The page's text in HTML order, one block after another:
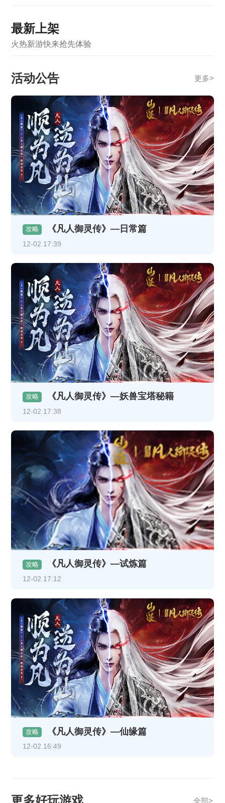
最新上架
火热新游快来抢先体验
活动公告 更多>
攻略 《凡人御灵传》—日常篇
12-02 17:39
攻略 《凡人御灵传》—妖兽宝塔秘籍
12-02 17:38
攻略 《凡人御灵传》—试炼篇
12-02 17:12
攻略 《凡人御灵传》—仙缘篇
12-02 16:49
全部>